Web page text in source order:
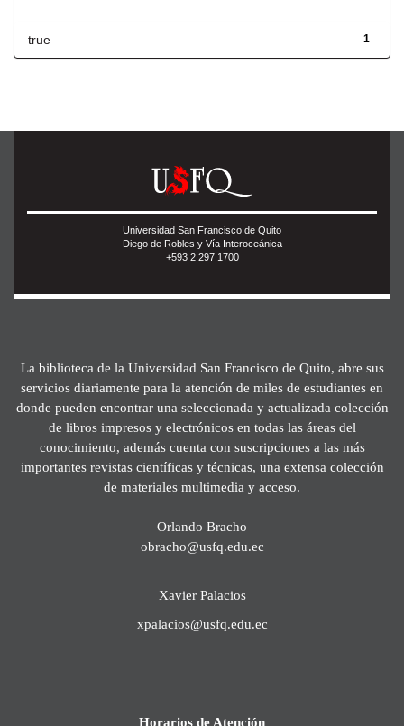
1
true
Universidad San Francisco de Quito
Diego de Robles y Vía Interoceánica
+593 2 297 1700
La biblioteca de la Universidad San Francisco de Quito, abre sus
servicios diariamente para la atención de miles de estudiantes en
donde pueden encontrar una seleccionada y actualizada colección
de libros impresos y electrónicos en todas las áreas del
conocimiento, además cuenta con suscripciones a las más
importantes revistas científicas y técnicas, una extensa colección
de materiales multimedia y acceso.
Orlando Bracho
obracho@usfq.edu.ec
Xavier Palacios
xpalacios@usfq.edu.ec
Horarios de Atención